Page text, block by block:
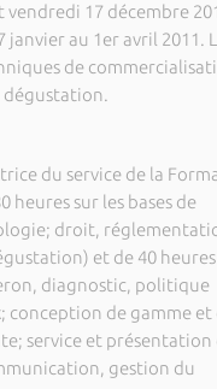
17 décembre
janvier au 1er avril 2011.
de
dégustation.
du service de la
sur les bases de
droit,
et de 40
diagnostic, politique
de gamme et
service et présentation
gestion du